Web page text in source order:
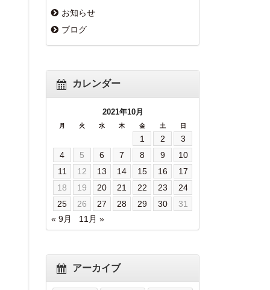
お知らせ
ブログ
カレンダー
2021年10月
月 火 水 木 金 土 日
1 2
3
4
5 6 7 8 9
10
11
12 13 14 15 16
17
18
19 20 21 22 23
24
25
26 27 28 29 30
31
« 9月
11月 »
アーカイブ